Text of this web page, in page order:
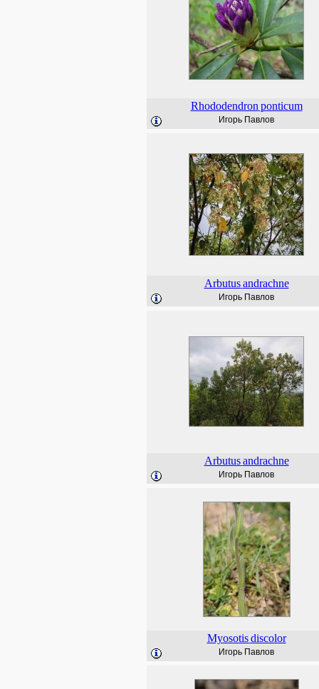
Rhododendron ponticum
Игорь Павлов
Arbutus andrachne
Игорь Павлов
Arbutus andrachne
Игорь Павлов
Myosotis discolor
Игорь Павлов